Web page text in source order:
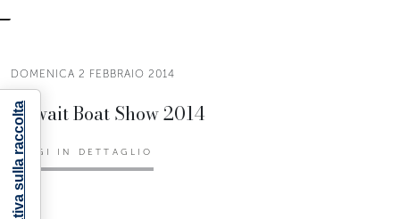
DOMENICA 2 FEBBRAIO 2014
Kuwait Boat Show 2014
LEGGI IN DETTAGLIO
Informativa sulla raccolta